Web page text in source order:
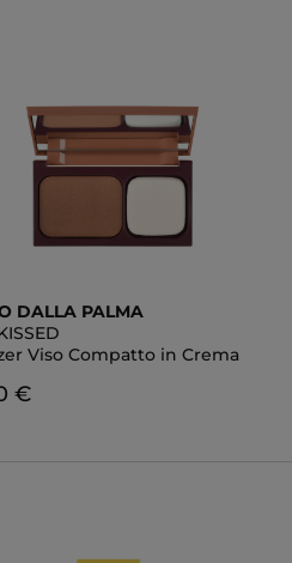
DALLA PALMA
Viso Compatto in Crema
€